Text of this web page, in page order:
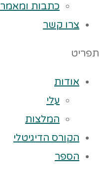
כתבות
צרו קשר
תפריט
אודות
עלי
המלצות
הקורס הדיגיטלי
הספר